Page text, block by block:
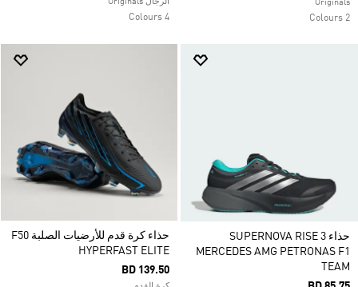
Originals
2 Colours
الرجال Originals
4 Colours
حذاء SUPERNOVA RISE 3
MERCEDES AMG PETRONAS F1
TEAM
حذاء كرة قدم للأرضيات الصلبة F50
HYPERFAST ELITE
BD 139.50